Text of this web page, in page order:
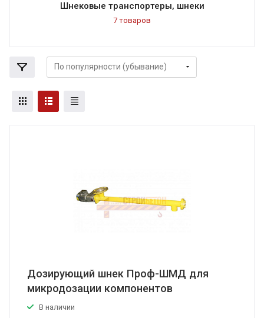
Шнековые транспортеры, шнеки
7 товаров
Дозирующий шнек Проф-ШМД для
микродозации компонентов
В наличии